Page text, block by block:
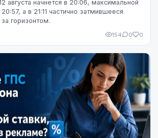
августа начнется в 20:06, максимальной
а в 21:11 частично затмившееся
горизонтом.
154 0 0